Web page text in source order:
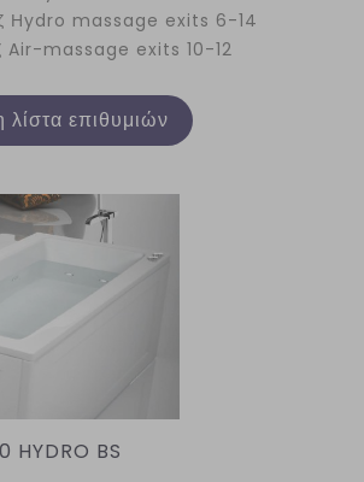
Ηydro massage exits 6-14
Air-massage exits 10-12
επιθυμιών
HYDRO BS